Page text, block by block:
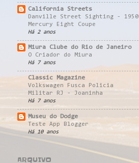
California Streets
Danville Street Sighting - 1950
Mercury Eight Coupe
Há 2 anos
Miura Clube do Rio de Janeiro
O Criador do Miura
Há 7 anos
Classic Magazine
Volkswagen Fusca Policia
Militar RJ - Joaninha
Há 7 anos
Museu do Dodge
Teste App Blogger
Há 10 anos
ARQUIVO